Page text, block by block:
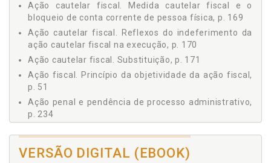
5.3 Princípio da objetividade da ação fiscal, p. 51
5.4 O princípio da verdade real no processo administrativo:
momento para a produção de provas e apreciação de
defesa intempestiva, p. 52
5.4.1 Princípio da verdade real no processo
5.4.2 Momento para a produção das provas no
processo administrativo, p. 53
5.4.3 Apreciação de defesa intempestiva, p. 55
5.5 Princípio da oficialidade e do formalismo moderado, p.
5.6 Princípio da autoridade competente, p. 60
5.7 Princípio da publicidade, p. 60
Ação cautelar fiscal. Medida cautelar fiscal e o
bloqueio de conta corrente de pessoa física, p. 169
Ação cautelar fiscal. Reflexos do indeferimento da
ação cautelar fiscal na execução, p. 170
Ação cautelar fiscal. Substituição, p. 171
Ação fiscal. Princípio da objetividade da ação fiscal,
p. 51
Ação penal e pendência de processo administrativo,
p. 234
Administração fazendária. Certidão positiva com
efeito de negativa, p. 26
VERSÃO DIGITAL (EBOOK)